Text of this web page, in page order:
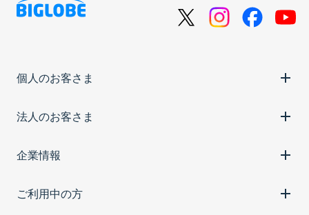
個人のお客さま
法人のお客さま
企業情報
ご利用中の方